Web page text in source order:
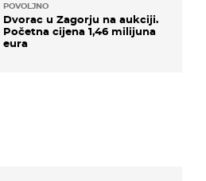
POVOLJNO
Dvorac u Zagorju na aukciji.
Početna cijena 1,46 milijuna
eura